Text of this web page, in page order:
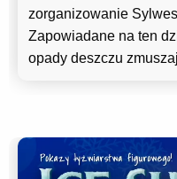
zorganizowanie
Zapowiadane na ten
opady deszczu